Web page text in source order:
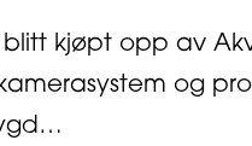
blitt kjøpt opp av
og